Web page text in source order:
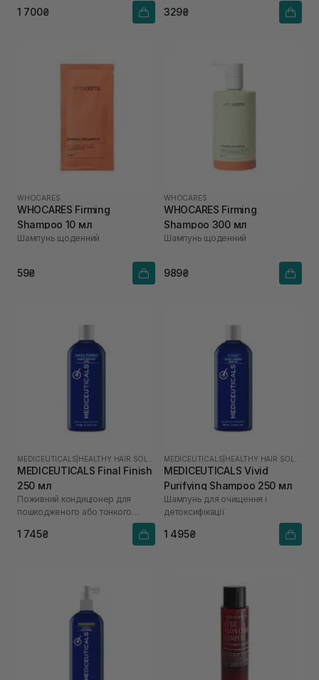
1 700₴ 329₴
WHOCARES
WHOCARES Firming
Shampoo 10 мл
Шампунь щоденний
59₴
WHOCARES
WHOCARES Firming
Shampoo 300 мл
Шампунь щоденний
989₴
MEDICEUTICALS
MEDICEUTICALS Final Finish
250 мл
Поживний кондиціонер для
пошкодженого або тонкого
1 745₴
MEDICEUTICALS
MEDICEUTICALS Vivid
Purifying Shampoo 250 мл
Шампунь для очищення і
детоксифікації
1 495₴